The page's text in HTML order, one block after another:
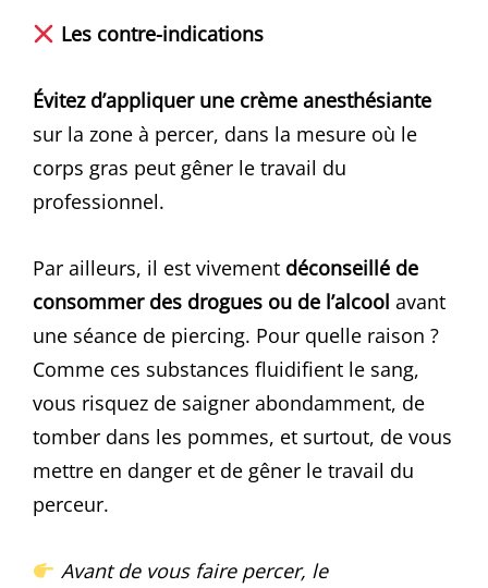
Les contre-indications
Évitez d’appliquer une crème anesthésiante
sur la zone à percer, dans la mesure où le
corps gras peut gêner le travail du
professionnel.
Par ailleurs, il est vivement déconseillé de
consommer des drogues ou de l’alcool avant
une séance de piercing. Pour quelle raison ?
Comme ces substances fluidifient le sang,
vous risquez de saigner abondamment, de
tomber dans les pommes, et surtout, de vous
mettre en danger et de gêner le travail du
perceur.
Avant de vous faire percer, le